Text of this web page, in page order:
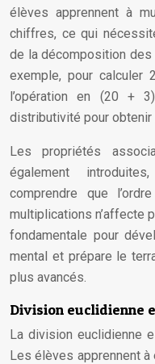
élèves apprennent à
chiffres, ce qui
de la décomposition
exemple, pour calculer
l’opération en (20 +
distributivité pour obtenir
Les propriétés
également
comprendre que
multiplications n’affecte
fondamentale pour
mental et prépare le
plus avancés.
Division euclidienne
La division euclidienne
Les élèves apprennent